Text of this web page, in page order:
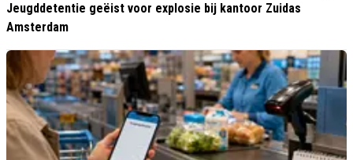
Jeugddetentie geëist voor explosie bij kantoor Zuidas
Amsterdam